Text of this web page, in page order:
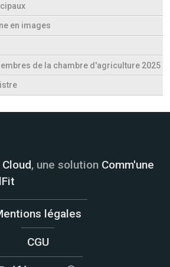
en images
de la chambre d'agriculture 2025
, une solution Comm'une
légales
CGU